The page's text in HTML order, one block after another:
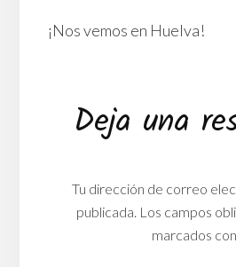
¡Nos vemos en Huelva!
Interacciones
con
los
lectores
Deja una
Tu dirección de correo
publicada. Los campos
marcados con